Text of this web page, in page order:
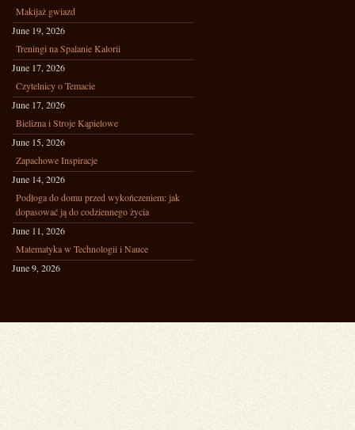
Makijaż gwiazd
June 19, 2026
Treningi na Spalanie Kalorii
June 17, 2026
Czytelnicy o Temacie
June 17, 2026
Bielizna i Stroje Kąpielowe
June 15, 2026
Zapachowe Inspiracje
June 14, 2026
Podłoga do domu przed wykończeniem: jak
dopasować ją do codziennego życia
June 11, 2026
Matematyka w Technologii i Nauce
June 9, 2026